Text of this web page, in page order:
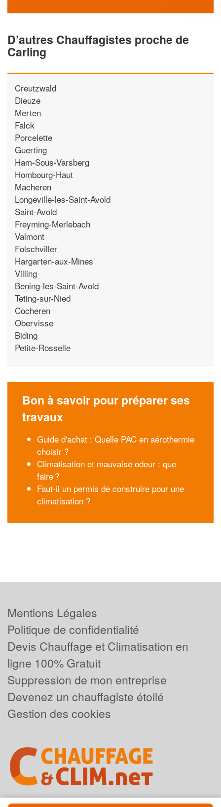
D’autres Chauffagistes proche de
Carling
Creutzwald
Dieuze
Merten
Falck
Porcelette
Guerting
Ham-Sous-Varsberg
Hombourg-Haut
Macheren
Longeville-les-Saint-Avold
Saint-Avold
Freyming-Merlebach
Valmont
Folschviller
Hargarten-aux-Mines
Villing
Bening-les-Saint-Avold
Teting-sur-Nied
Cocheren
Obervisse
Biding
Petite-Rosselle
Bon à savoir pour préparer ses
travaux
Guide d'achat : Quelle PAC en aérothermie
choisir ?
Climatisation et mauvaise odeur : que
faire ?
Faut-il un permis de construire pour une
climatisation ?
Mentions Légales
Politique de confidentialité
Devis Chauffage et Climatisation en
ligne 100% Gratuit
Suppression de mon entreprise
Devenez un chauffagiste étoilé
Gestion des cookies